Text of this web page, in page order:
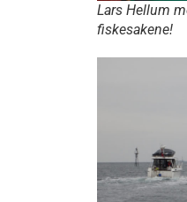
Lars Hellum
fiskesakene!